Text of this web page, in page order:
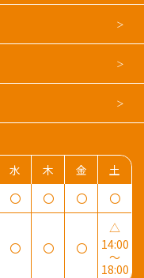
水 木 金
土
〇 〇 〇 〇
〇 〇 〇
△
14:00
～
18:00